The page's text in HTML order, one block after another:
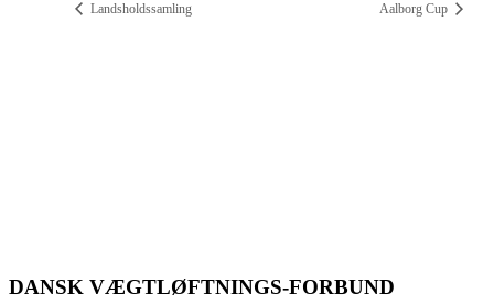
Landsholdssamling Aalborg Cup
DANSK VÆGTLØFTNINGS-FORBUND